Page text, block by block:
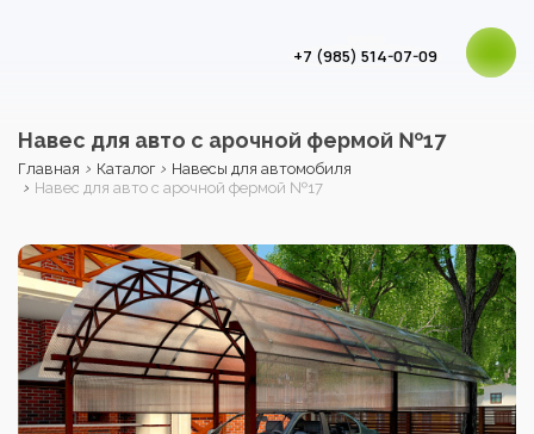
+7 (985) 514-07-09
Навес для авто с арочной фермой №17
Главная › Каталог › Навесы для автомобиля
› Навес для авто с арочной фермой №17